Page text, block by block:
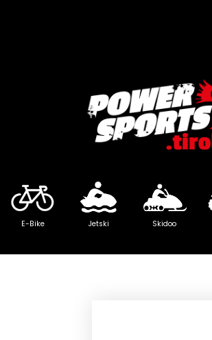
E-Bike Jetski Skidoo